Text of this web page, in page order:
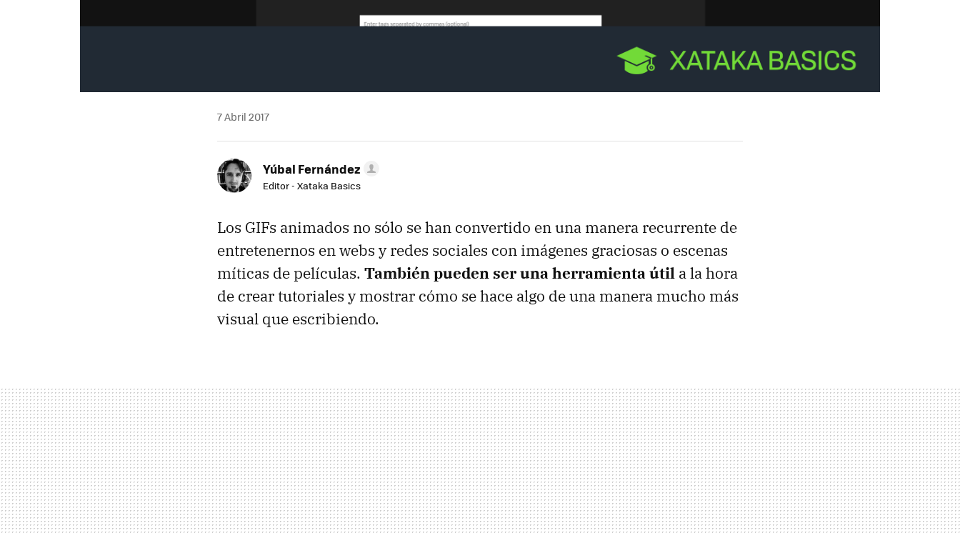
7 Abril 2017
Yúbal Fernández
Editor - Xataka Basics
Los GIFs animados no sólo se han convertido en una manera recurrente de
entretenernos en webs y redes sociales con imágenes graciosas o escenas
míticas de películas. También pueden ser una herramienta útil a la hora
de crear tutoriales y mostrar cómo se hace algo de una manera mucho más
visual que escribiendo.